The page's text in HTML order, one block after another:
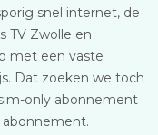
snel internet, de
TV Zwolle en
met een vaste
Dat zoeken we toch
only abonnement
abonnement.